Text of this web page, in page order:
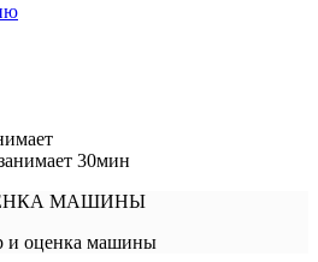
и оценка машины